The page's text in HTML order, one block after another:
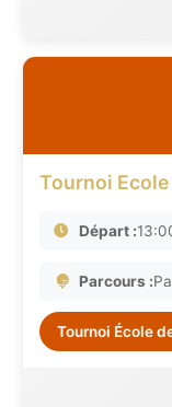
Tournoi
Départ :
Parcours :
Tournoi École